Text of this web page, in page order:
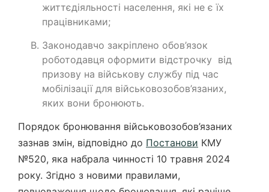
життєдіяльності населення, які не є їх
працівниками;
Законодавчо закріплено обов’язок
роботодавця оформити відстрочку від
призову на військову службу під час
мобілізації для військовозобов’язаних,
яких вони бронюють.
Порядок бронювання військовозобов’язаних
зазнав змін, відповідно до Постанови КМУ
№520, яка набрала чинності 10 травня 2024
року. Згідно з новими правилами,